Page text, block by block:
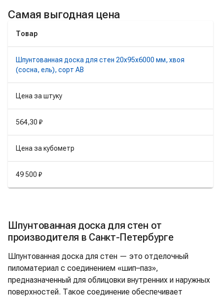
Самая выгодная цена
Товар
Шпунтованная доска для стен 20х95х6000 мм, хвоя
(сосна, ель), сорт AB
Цена за штуку
564,30 ₽
Цена за кубометр
49 500 ₽
Шпунтованная доска для стен от
производителя в Санкт-Петербурге
Шпунтованная доска для стен — это отделочный
пиломатериал с соединением «шип–паз»,
предназначенный для облицовки внутренних и наружных
поверхностей. Такое соединение обеспечивает